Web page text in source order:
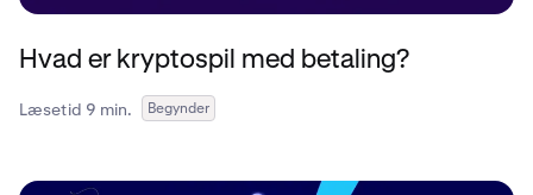
Hvad er kryptospil med betaling?
Læsetid 9 min. Begynder